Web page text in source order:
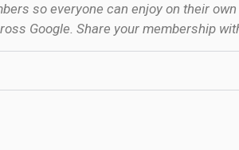
so everyone can enjoy on their
Google. Share your membership